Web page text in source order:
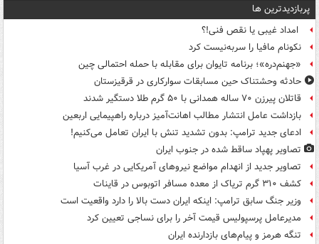
پربازدیدترین ها
امداد غیبی یا نقص فنی!؟
نکونام مافیا را سربه‌نیست کرد
«جهنم‌دره»؛ برنامه تایوان برای مقابله با حمله احتمالی چین
حادثه وحشتناک حین مسابقات سوارکاری در قرقیزستان
قاتلان پیرزن ۷۰ ساله همدانی با ۵۰ گرم طلا دستگیر شدند
بازداشت عامل انتشار مطالب اهانت‌آمیز درباره راهپیمایی اربعین
ادعای جدید ترامپ: بدون تشدید تنش با ایران تعامل می‌کنیم!
تصاویر پهپاد ساقط شده در جنوب ایران
تصاویر جدید از انهدام مواضع نیروهای آمریکایی در غرب آسیا
کشف ۳۱۰ گرم تریاک از معده مسافر اتوبوس در قاینات
وزیر جنگ سابق ترامپ: اینکه ایران دست بالا را دارد واقعیت است
مدیرعامل پرسپولیس قیمت آخر را برای نساجی تعیین کرد
تنگه هرمز و پیام‌های بازدارنده ایران